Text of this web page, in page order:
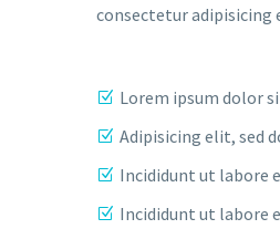
consectetur adipisicing
Lorem ipsum dolor
Adipisicing elit, sed
Incididunt ut labore
Incididunt ut labore